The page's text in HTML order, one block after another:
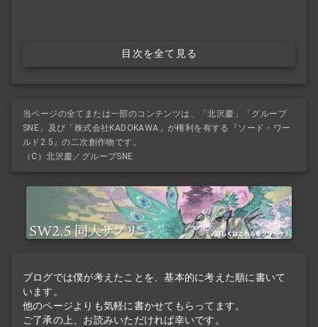
目次を全て見る
当ページの全てまたは一部のコンテンツは、「北沢慶」「グループ
SNE」及び「株式会社KADOKAWA」が権利を有する『ソード・ワー
ルド2.5』の二次創作物です。
（C）北沢慶／グループSNE
ブログでは僕が考えたことを、基本的に考えた順に書いて
います。
他のページよりも気軽に書かせてもらってます。
ご了承の上、お読みいただければ幸いです。